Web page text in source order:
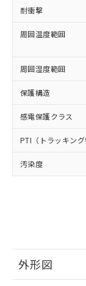
耐衝撃
周囲温度範囲
周囲湿度範囲
保護構造
感電保護クラス
PTI（トラッキング
汚染度
外形図
く
事
お
六価クロ
類(PBB)
(PBDE)
ル)
ルベンジ
（DBP）
(DIBP)
フタル酸エ
図的な使
※2 対応
部品在
月が前
とができ
Pb(鉛)
Cr(Ⅵ)(六
ニル類) :
DBP(フタ
イソブチ
ル) :
DEHP(フ
※2 環境
「ｅ」：
準値以
「10」
質が外
使
場
法
○